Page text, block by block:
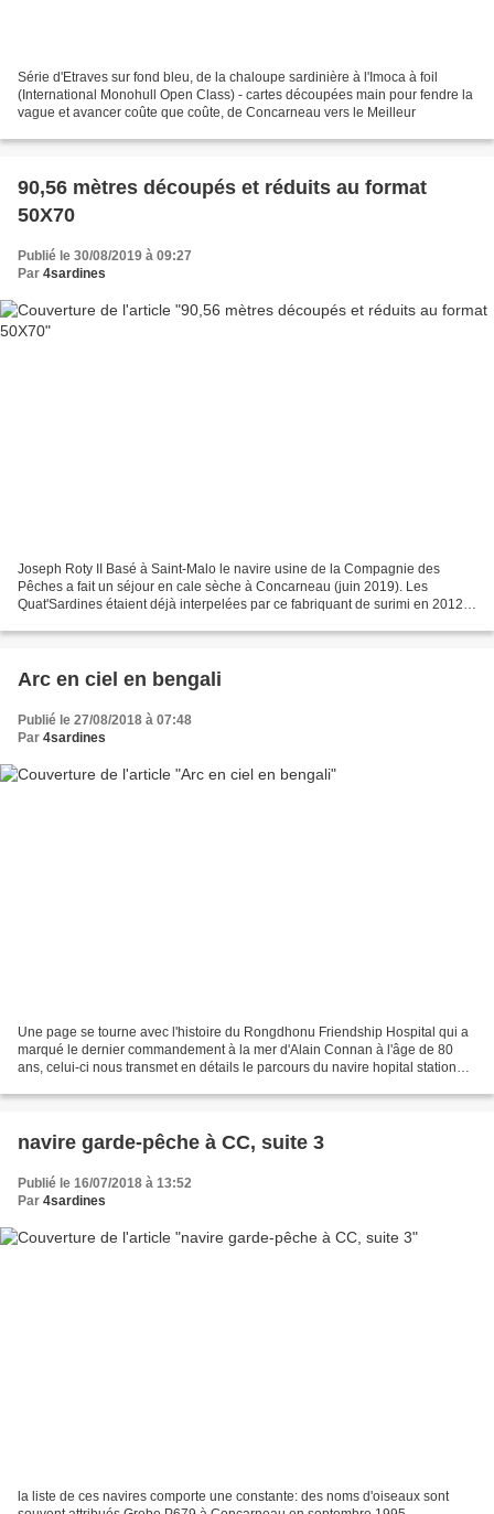
Série d'Etraves sur fond bleu, de la chaloupe sardinière à l'Imoca à foil
(International Monohull Open Class) - cartes découpées main pour fendre la
vague et avancer coûte que coûte, de Concarneau vers le Meilleur
90,56 mètres découpés et réduits au format
50X70
Publié le 30/08/2019 à 09:27
Par 4sardines
Joseph Roty II Basé à Saint-Malo le navire usine de la Compagnie des
Pêches a fait un séjour en cale sèche à Concarneau (juin 2019). Les
Quat'Sardines étaient déjà interpelées par ce fabriquant de surimi en 2012
Arc en ciel en bengali
Publié le 27/08/2018 à 07:48
Par 4sardines
Une page se tourne avec l'histoire du Rongdhonu Friendship Hospital qui a
marqué le dernier commandement à la mer d'Alain Connan à l'âge de 80
ans, celui-ci nous transmet en détails le parcours du navire hopital stationné
navire garde-pêche à CC, suite 3
Publié le 16/07/2018 à 13:52
Par 4sardines
la liste de ces navires comporte une constante: des noms d'oiseaux sont